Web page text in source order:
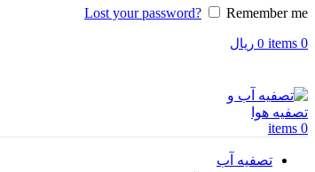
Lost your password?
Remember me
0
items
0 ریال
0
items
تصفیه آب